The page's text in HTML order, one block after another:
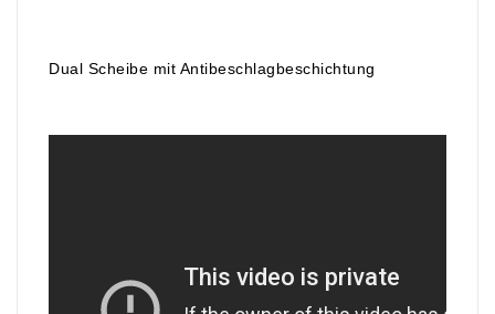
Dual Scheibe mit Antibeschlagbeschichtung